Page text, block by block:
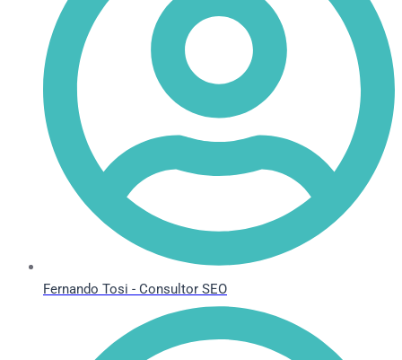
Fernando Tosi - Consultor SEO